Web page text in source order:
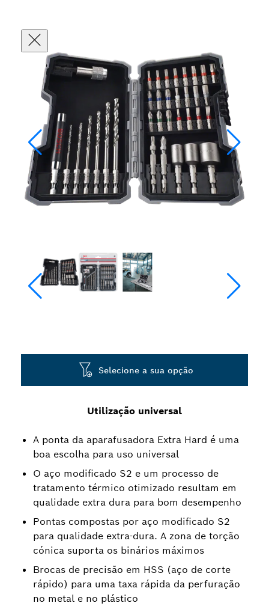
Utilização universal
A ponta da aparafusadora Extra Hard é uma
boa escolha para uso universal
O aço modificado S2 e um processo de
tratamento térmico otimizado resultam em
qualidade extra dura para bom desempenho
Pontas compostas por aço modificado S2
para qualidade extra-dura. A zona de torção
cónica suporta os binários máximos
Brocas de precisão em HSS (aço de corte
rápido) para uma taxa rápida da perfuração
no metal e no plástico
Selecione a sua opção